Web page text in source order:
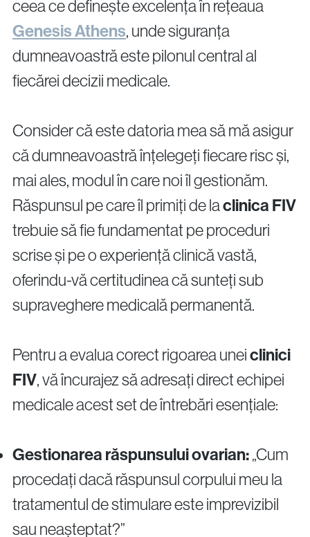
ceea ce definește excelența în rețeaua
Genesis Athens, unde siguranța
dumneavoastră este pilonul central al
fiecărei decizii medicale.
Consider că este datoria mea să mă asigur
că dumneavoastră înțelegeți fiecare risc și,
mai ales, modul în care noi îl gestionăm.
Răspunsul pe care îl primiți de laclinica FIV
trebuie să fie fundamentat pe proceduri
scrise și pe o experiență clinică vastă,
oferindu-vă certitudinea că sunteți sub
supraveghere medicală permanentă.
Pentru a evalua corect rigoarea uneiclinici
FIV, vă încurajez să adresați direct echipei
medicale acest set de întrebări esențiale:
Gestionarea răspunsului ovarian:„Cum
procedați dacă răspunsul corpului meu la
tratamentul de stimulare este imprevizibil
sau neașteptat?”